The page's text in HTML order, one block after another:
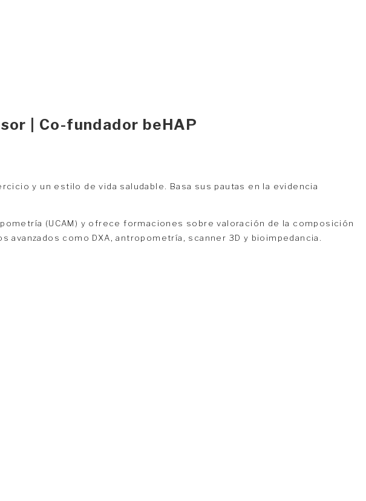
| Co-fundador beHAP
y un estilo de vida saludable. Basa sus pautas en la evidencia
(UCAM) y ofrece formaciones sobre valoración de la composición
como DXA, antropometría, scanner 3D y bioimpedancia.